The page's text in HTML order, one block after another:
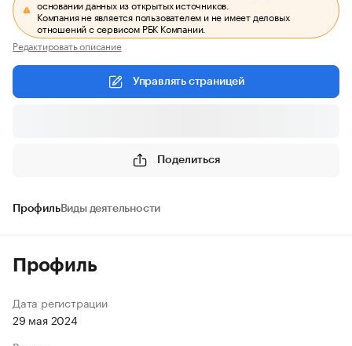
основании данных из открытых источников.
Компания не является пользователем и не имеет деловых
отношений с сервисом РБК Компании.
Редактировать описание
Управлять страницей
Поделиться
ПрофильВиды деятельности
Профиль
Дата регистрации
29 мая 2024